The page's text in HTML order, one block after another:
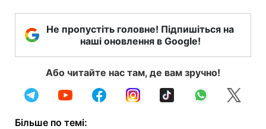
Не пропустіть головне! Підпишіться на
наші оновлення в Google!
Або читайте нас там, де вам зручно!
Більше по темі: